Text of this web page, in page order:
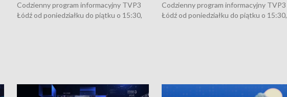
Codzienny program informacyjny TVP3
Łódź od poniedziałku do piątku o 15:30,
Codzienny program informacyjny TVP3
Łódź od poniedziałku do piątku o 15:30,